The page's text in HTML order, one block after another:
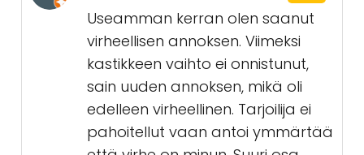
Useamman kerran olen saanut
virheellisen annoksen. Viimeksi
kastikkeen vaihto ei onnistunut,
sain uuden annoksen, mikä oli
edelleen virheellinen. Tarjoilija ei
pahoitellut vaan antoi ymmärtää